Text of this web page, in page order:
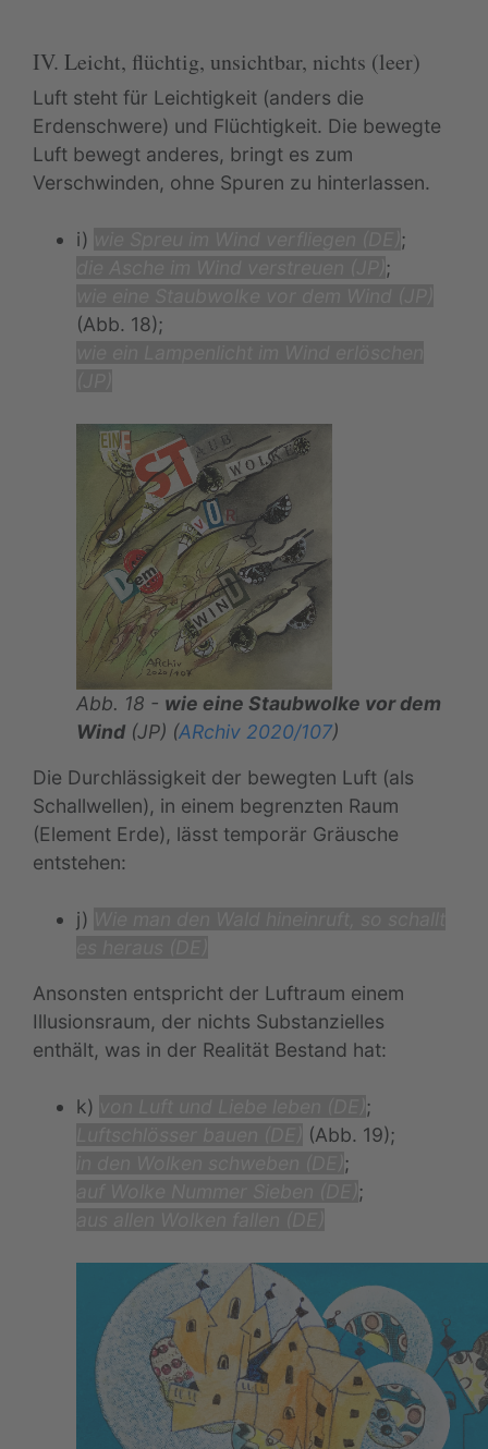
IV. Leicht, flüchtig, unsichtbar, nichts (leer)
Luft steht für Leichtigkeit (anders die
Erdenschwere) und Flüchtigkeit. Die bewegte
Luft bewegt anderes, bringt es zum
Verschwinden, ohne Spuren zu hinterlassen.
i)
;
;
(Abb. 18);
Abb. 18 - wie eine Staubwolke vor dem
Wind (JP) (ARchiv 2020/107)
Die Durchlässigkeit der bewegten Luft (als
Schallwellen), in einem begrenzten Raum
(Element Erde), lässt temporär Gräusche
entstehen:
j)
Ansonsten entspricht der Luftraum einem
Illusionsraum, der nichts Substanzielles
enthält, was in der Realität Bestand hat:
k)
;
(Abb. 19);
;
;